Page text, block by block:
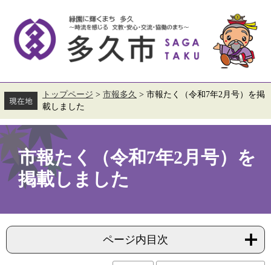
す。
し
て
へ
トップページ > 市報多久 > 市報たく（令和7年2月号）を掲
載しました
本
文
市報たく（令和7年2月号）を
掲載しました
ページ内目次